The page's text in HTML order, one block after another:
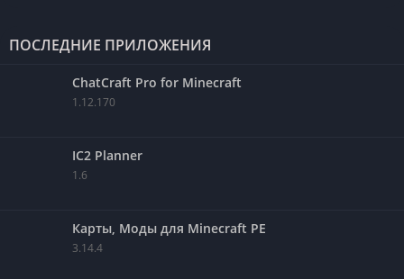
ПОСЛЕДНИЕ ПРИЛОЖЕНИЯ
ChatCraft Pro for Minecraft
1.12.170
IC2 Planner
1.6
Карты, Моды для Minecraft PE
3.14.4